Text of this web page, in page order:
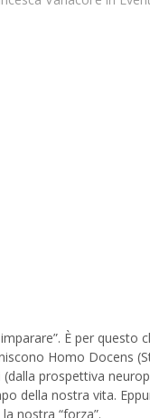
È per questo
Homo Docens
prospettiva
della nostra vita.
nostra “forza”.